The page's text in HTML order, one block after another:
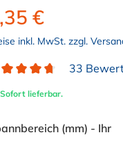
€
inkl. MwSt. zzgl.
33
Sofort lieferbar.
(mm) - Ihr